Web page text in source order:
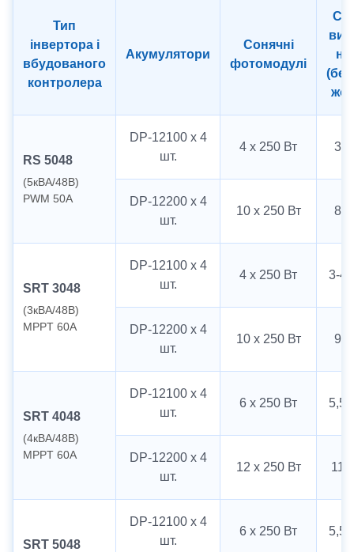
Тип
інвертора і
вбудованого
контролера
Акумулятори
Сонячні
фотомодулі
на
RS 5048
(5кВА/48В)
PWM 50А
DP-12100 х 4
шт.
4 х 250 Вт 3
DP-12200 х 4
шт.
10 х 250 Вт 8
SRT 3048
(3кВА/48В)
MPPT 60А
DP-12100 х 4
шт.
4 х 250 Вт 3-4
DP-12200 х 4
шт.
10 х 250 Вт 9
SRT 4048
(4кВА/48В)
MPPT 60А
DP-12100 х 4
шт.
6 х 250 Вт 5,5
DP-12200 х 4
шт.
12 х 250 Вт 11
SRT 5048
DP-12100 х 4
шт.
6 х 250 Вт 5,5